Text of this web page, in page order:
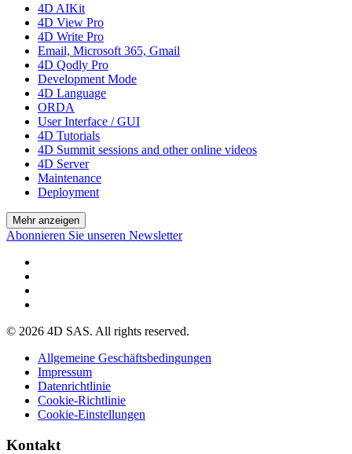
4D AIKit
4D View Pro
4D Write Pro
Email, Microsoft 365, Gmail
4D Qodly Pro
Development Mode
4D Language
ORDA
User Interface / GUI
4D Tutorials
4D Summit sessions and other online videos
4D Server
Maintenance
Deployment
Mehr anzeigen
Abonnieren Sie unseren Newsletter
© 2026 4D SAS. All rights reserved.
Allgemeine Geschäftsbedingungen
Impressum
Datenrichtlinie
Cookie-Richtlinie
Cookie-Einstellungen
Kontakt